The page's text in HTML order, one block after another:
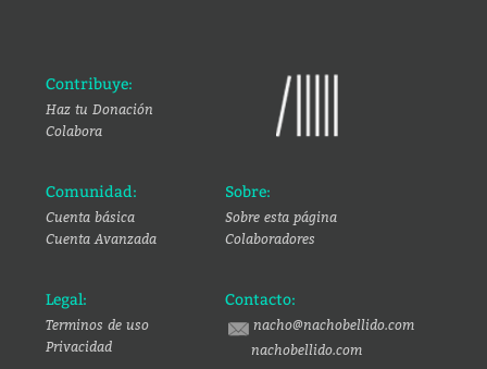
Contribuye:
Haz tu Donación
Colabora
Comunidad:
Cuenta básica
Cuenta Avanzada
Sobre:
Sobre esta página
Colaboradores
Legal:
Terminos de uso
Privacidad
Contacto:
nacho@nachobellido.com
nachobellido.com